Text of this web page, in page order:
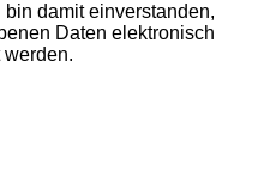
damit einverstanden,
Daten elektronisch